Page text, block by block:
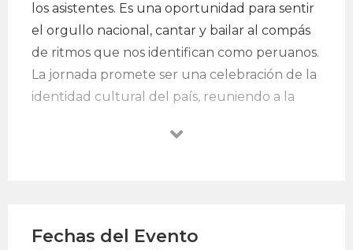
los asistentes. Es una oportunidad para sentir
el orgullo nacional, cantar y bailar al compás
de ritmos que nos identifican como peruanos.
La jornada promete ser una celebración de la
identidad cultural del país, reuniendo a la
EntradaLibre.
Fechas del Evento